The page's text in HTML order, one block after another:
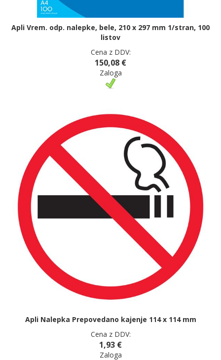
Apli Vrem. odp. nalepke, bele, 210 x 297 mm 1/stran, 100
listov
Cena z DDV:
150,08 €
Zaloga
Apli Nalepka Prepovedano kajenje 114 x 114 mm
Cena z DDV:
1,93 €
Zaloga